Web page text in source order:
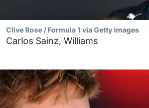
Clive Rose / Formula 1 via Getty Images
Carlos Sainz, Williams